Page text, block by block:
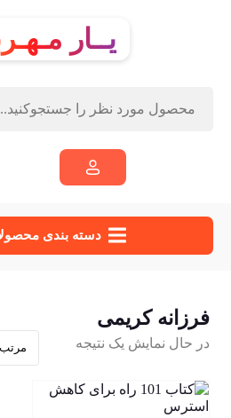
یــار
دسته‌ بندی
فرزانه کریمی
در حال نمایش یک نتیجه